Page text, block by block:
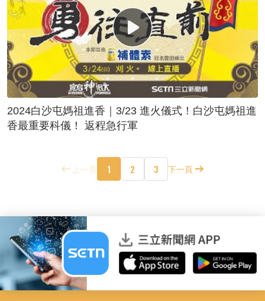
2024白沙屯媽祖進香｜3/23 進火儀式！白沙屯媽祖進
香最重要科儀！ 返程急行軍
上一頁 1 2 3 下一頁